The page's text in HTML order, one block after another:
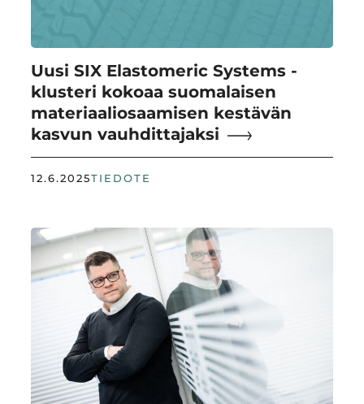
Uusi SIX Elastomeric Systems -
klusteri kokoaa suomalaisen
materiaaliosaamisen kestävän
kasvun vauhdittajaksi
12.6.2025TIEDOTE